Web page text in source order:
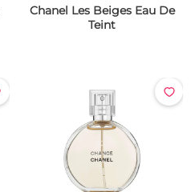
Chanel Les Beiges Eau De
Teint